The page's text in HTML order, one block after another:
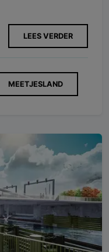
LEES VERDER
MEETJESLAND